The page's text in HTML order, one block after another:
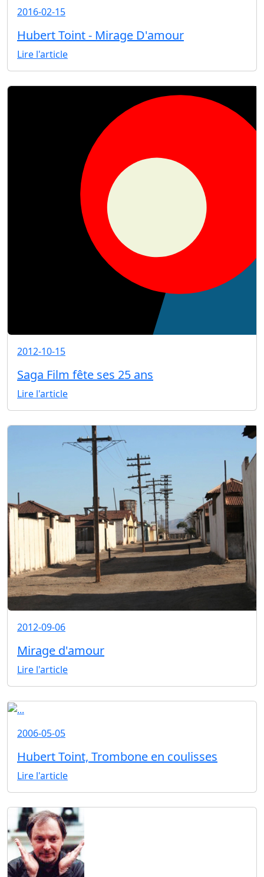
2016-02-15
Hubert Toint - Mirage D'amour
Lire l'article
2012-10-15
Saga Film fête ses 25 ans
Lire l'article
2012-09-06
Mirage d'amour
Lire l'article
2006-05-05
Hubert Toint, Trombone en coulisses
Lire l'article